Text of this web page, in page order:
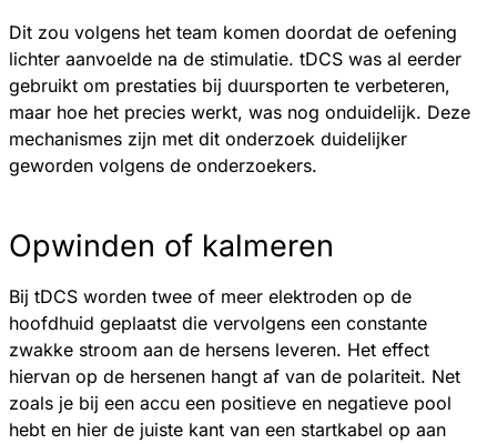
Dit zou volgens het team komen doordat de oefening
lichter aanvoelde na de stimulatie. tDCS was al eerder
gebruikt om prestaties bij duursporten te verbeteren,
maar hoe het precies werkt, was nog onduidelijk. Deze
mechanismes zijn met dit onderzoek duidelijker
geworden volgens de onderzoekers.
Opwinden of kalmeren
Bij tDCS worden twee of meer elektroden op de
hoofdhuid geplaatst die vervolgens een constante
zwakke stroom aan de hersens leveren. Het effect
hiervan op de hersenen hangt af van de polariteit. Net
zoals je bij een accu een positieve en negatieve pool
hebt en hier de juiste kant van een startkabel op aan